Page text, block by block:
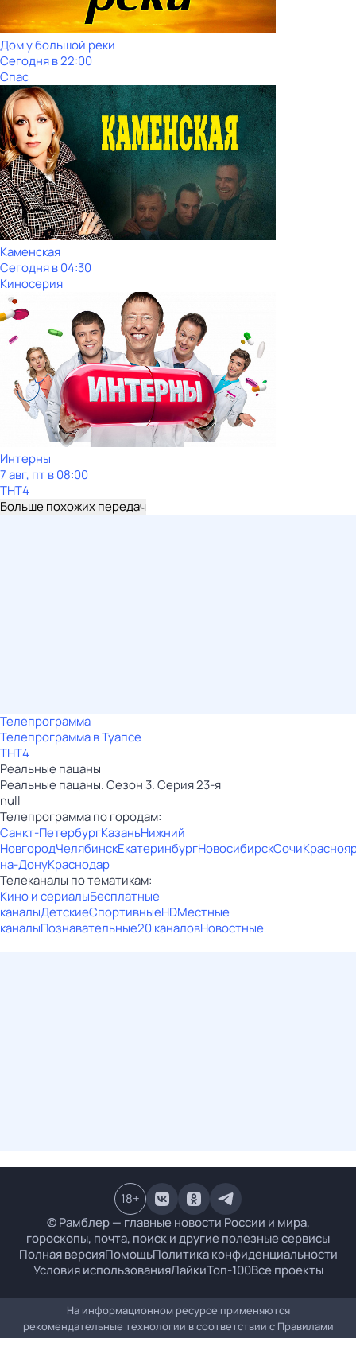
Дом у большой реки
Сегодня в 22:00
Спас
Каменская
Сегодня в 04:30
Киносерия
Интерны
7 авг, пт в 08:00
ТНТ4
Больше похожих передач
Телепрограмма
Телепрограмма в Туапсе
ТНТ4
Реальные пацаны
Реальные пацаны. Сезон 3. Серия 23-я
null
Телепрограмма по городам:
Санкт-ПетербургКазаньНижний
НовгородЧелябинскЕкатеринбургНовосибирскСочи
на-ДонуКраснодар
Телеканалы по тематикам:
Кино и сериалыБесплатные
каналыДетскиеСпортивныеHDМестные
каналыПознавательные20 каналовНовостные
© Рамблер — главные новости России и мира,
гороскопы, почта, поиск и другие полезные сервисы
Полная версияПомощьПолитика конфиденциальности
Условия использованияЛайкиТоп-100Все проекты
18+
На информационном ресурсе применяются
рекомендательные технологии в соответствии с Правилами